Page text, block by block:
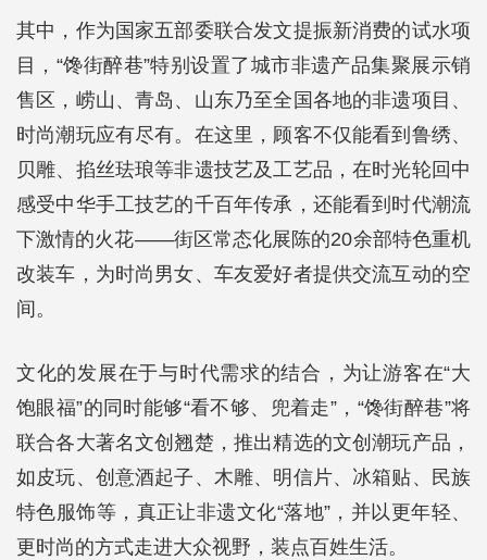
其中，作为国家五部委联合发文提振新消费的试水项
目，“馋街醉巷”特别设置了城市非遗产品集聚展示销
售区，崂山、青岛、山东乃至全国各地的非遗项目、
时尚潮玩应有尽有。在这里，顾客不仅能看到鲁绣、
贝雕、掐丝珐琅等非遗技艺及工艺品，在时光轮回中
感受中华手工技艺的千百年传承，还能看到时代潮流
下激情的火花——街区常态化展陈的20余部特色重机
改装车，为时尚男女、车友爱好者提供交流互动的空
间。
文化的发展在于与时代需求的结合，为让游客在“大
饱眼福”的同时能够“看不够、兜着走”，“馋街醉巷”将
联合各大著名文创翘楚，推出精选的文创潮玩产品，
如皮玩、创意酒起子、木雕、明信片、冰箱贴、民族
特色服饰等，真正让非遗文化“落地”，并以更年轻、
更时尚的方式走进大众视野，装点百姓生活。